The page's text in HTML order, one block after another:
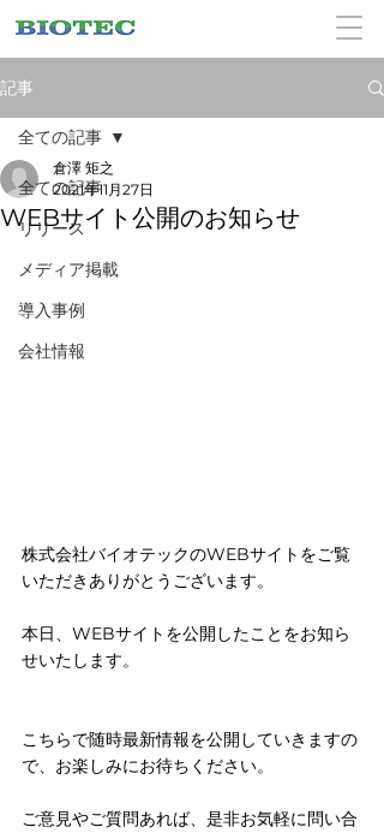
記事
全ての記事
リリース
メディア掲載
導入事例
会社情報
全ての記事
WEBサイト公開のお知らせ
倉澤 矩之
2021年11月27日
株式会社バイオテックのWEBサイトをご覧
いただきありがとうございます。
本日、WEBサイトを公開したことをお知ら
せいたします。
こちらで随時最新情報を公開していきますの
で、お楽しみにお待ちください。
ご意見やご質問あれば、是非お気軽に問い合